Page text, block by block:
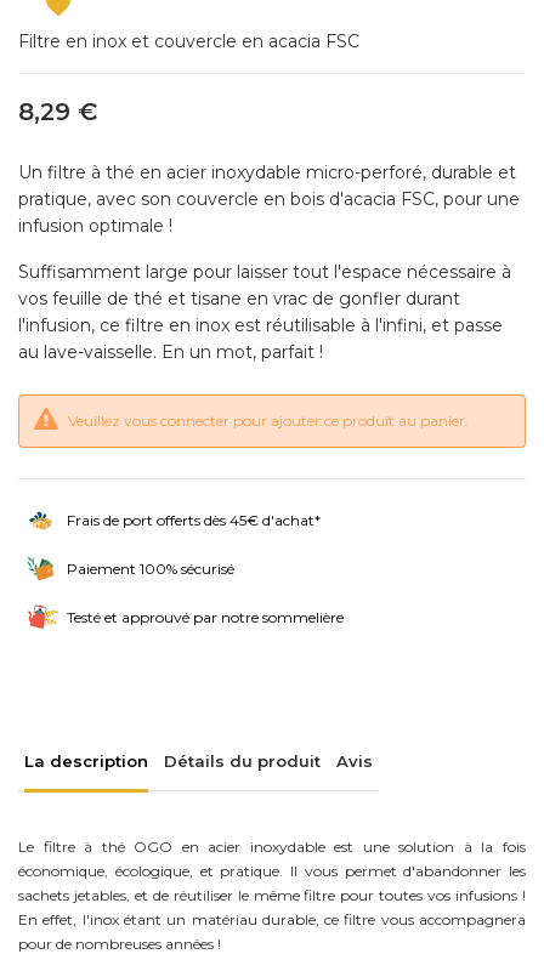
Filtre en inox et couvercle en acacia FSC
8,29 €
Un filtre à thé en acier inoxydable micro-perforé, durable et
pratique, avec son couvercle en bois d'acacia FSC, pour une
infusion optimale !
Suffisamment large pour laisser tout l'espace nécessaire à
vos feuille de thé et tisane en vrac de gonfler durant
l'infusion, ce filtre en inox est réutilisable à l'infini, et passe
au lave-vaisselle. En un mot, parfait !
Veuillez vous connecter pour ajouter ce produit au panier.
Frais de port offerts dès 45€ d'achat*
Paiement 100% sécurisé
Testé et approuvé par notre sommelière
La description Détails du produit Avis
Le filtre à thé OGO en acier inoxydable est une solution à la fois
économique, écologique, et pratique. Il vous permet d'abandonner les
sachets jetables, et de réutiliser le même filtre pour toutes vos infusions !
En effet, l'inox étant un matériau durable, ce filtre vous accompagnera
pour de nombreuses années !